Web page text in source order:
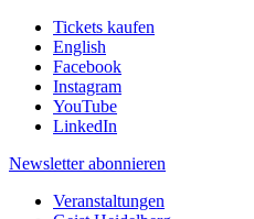
Tickets kaufen
English
Facebook
Instagram
YouTube
LinkedIn
Newsletter abonnieren
Veranstaltungen